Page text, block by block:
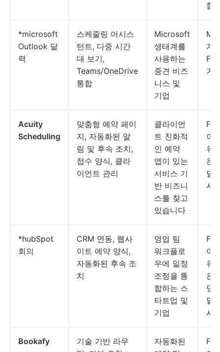
합
*microsoft
Outlook 달
력
스케줄링 어시스
턴트, 다중 시간
대 보기,
Teams/OneDrive
통합
Microsoft
생태계를
사용하는
중견 비즈
니스 및
기업
계
가
Acuity
Scheduling
맞춤형 예약 페이
지, 자동화된 알
림 및 후속 조치,
접수 양식, 클라
이언트 관리
클라이언
트 친화적
인 예약
앱이 있는
서비스 기
반 비즈니
스를 찾고
있습니다
이
유
은
달
시
*hubSpot
회의
CRM 연동, 웹사
이트 예약 양식,
자동화된 후속 조
치
영업 팀
워크플로
우에 일정
조정을 통
합하는 스
타트업 및
기업
이
유
은
당
달
시
Bookafy
기술 기반 라우
자동화된